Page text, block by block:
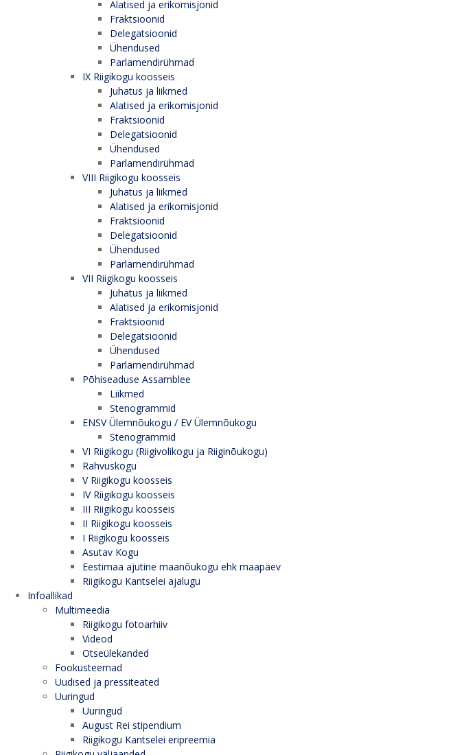
Alatised ja erikomisjonid
Fraktsioonid
Delegatsioonid
Ühendused
Parlamendirühmad
IX Riigikogu koosseis
Juhatus ja liikmed
Alatised ja erikomisjonid
Fraktsioonid
Delegatsioonid
Ühendused
Parlamendirühmad
VIII Riigikogu koosseis
Juhatus ja liikmed
Alatised ja erikomisjonid
Fraktsioonid
Delegatsioonid
Ühendused
Parlamendirühmad
VII Riigikogu koosseis
Juhatus ja liikmed
Alatised ja erikomisjonid
Fraktsioonid
Delegatsioonid
Ühendused
Parlamendirühmad
Põhiseaduse Assamblee
Liikmed
Stenogrammid
ENSV Ülemnõukogu / EV Ülemnõukogu
Stenogrammid
VI Riigikogu (Riigivolikogu ja Riiginõukogu)
Rahvuskogu
V Riigikogu koosseis
IV Riigikogu koosseis
III Riigikogu koosseis
II Riigikogu koosseis
I Riigikogu koosseis
Asutav Kogu
Eestimaa ajutine maanõukogu ehk maapäev
Riigikogu Kantselei ajalugu
Infoallikad
Multimeedia
Riigikogu fotoarhiiv
Videod
Otseülekanded
Fookusteemad
Uudised ja pressiteated
Uuringud
Uuringud
August Rei stipendium
Riigikogu Kantselei eripreemia